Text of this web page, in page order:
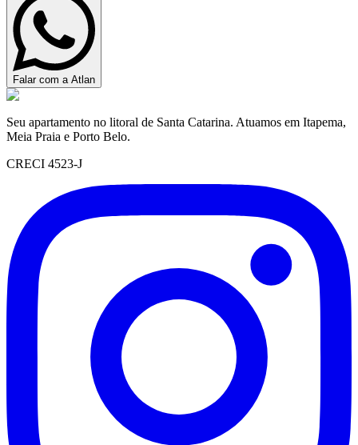
Falar com a Atlan
Seu apartamento no litoral de Santa Catarina. Atuamos em Itapema,
Meia Praia e Porto Belo.
CRECI 4523-J